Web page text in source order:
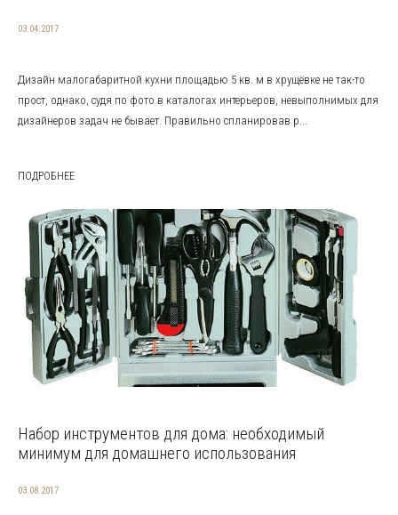
03.04.2017
Дизайн малогабаритной кухни площадью 5 кв. м в хрущёвке не так-то
прост, однако, судя по фото в каталогах интерьеров, невыполнимых для
дизайнеров задач не бывает. Правильно спланировав р...
ПОДРОБНЕЕ
Набор инструментов для дома: необходимый
минимум для домашнего использования
03.08.2017